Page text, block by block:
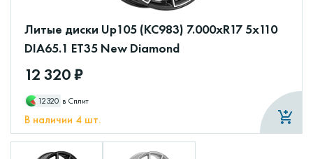
Литые диски Up105 (КС983) 7.000xR17 5x110
DIA65.1 ET35 New Diamond
12 320 ₽
12320 в Сплит
В наличии 4 шт.